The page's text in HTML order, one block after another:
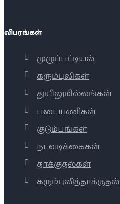
விபரங்கள்
முழுப்பட்டியல்
கரும்புலிகள்
துயிலுமில்லங்கள்
படையணிகள்
குடும்பங்கள்
நடவடிக்கைகள்
தாக்குதல்கள்
கரும்புலித்தாக்குதல்